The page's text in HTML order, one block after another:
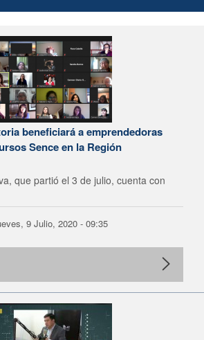
beneficiará a emprendedoras
Sence en la Región
que partió el 3 de julio, cuenta con
9 Julio, 2020 - 09:35